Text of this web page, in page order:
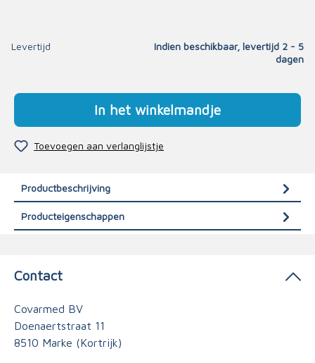
Levertijd
Indien beschikbaar, levertijd 2 - 5
dagen
In het winkelmandje
Toevoegen aan verlanglijstje
Productbeschrijving
Producteigenschappen
Contact
Covarmed BV
Doenaertstraat 11
8510 Marke (Kortrijk)